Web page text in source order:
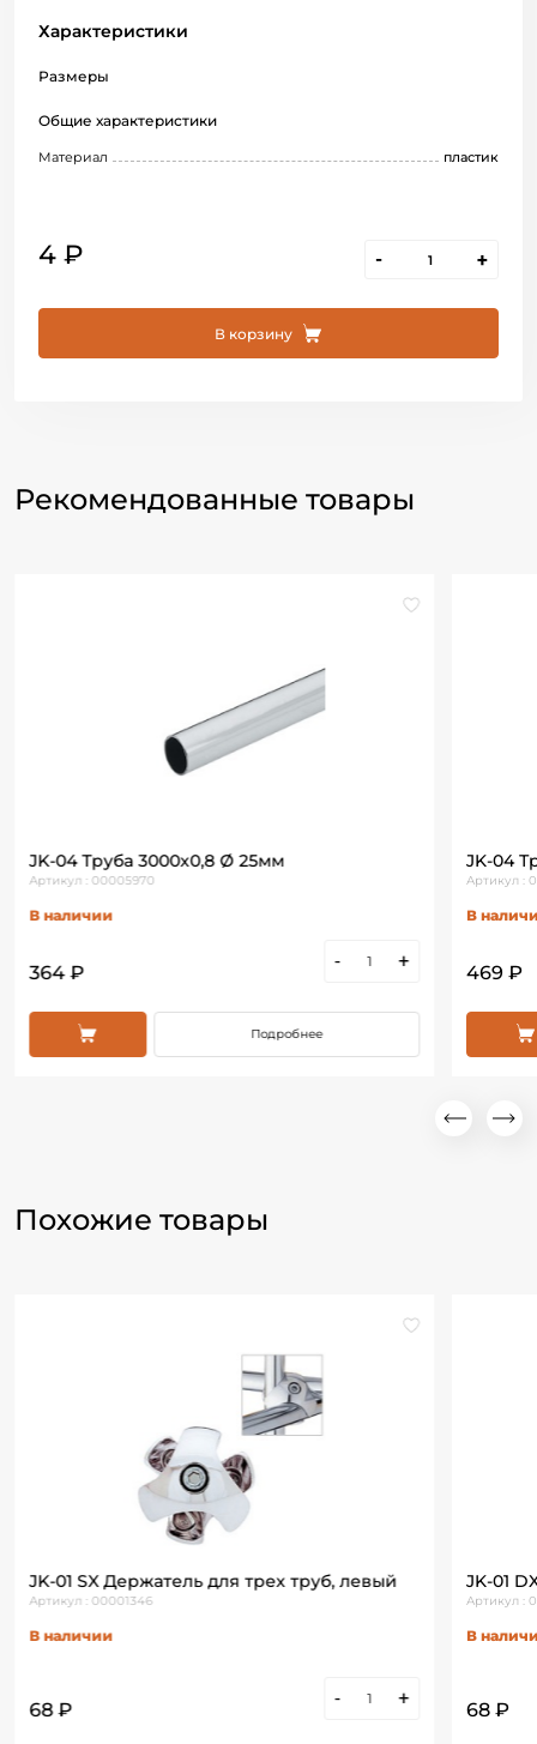
4 ₽ - +
В корзину
Характеристики
Размеры
Общие характеристики
Материал пластик
Рекомендованные товары
JK-04 Труба 3000х0,8 Ø 25мм
Артикул : 00005970
В наличии
364 ₽
- +
Подробнее
JK-04
Артикул :
В
469 ₽
Похожие товары
JK-01 SX Держатель для трех труб, левый
Артикул : 00001346
В наличии
68 ₽
- +
JK-01
Артикул :
В
68 ₽